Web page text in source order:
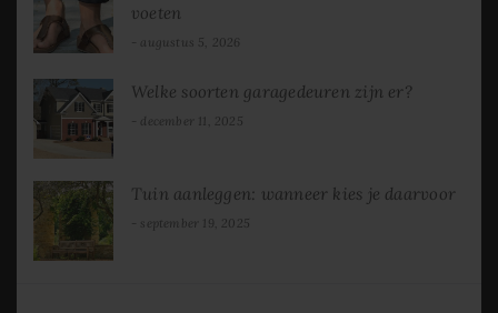
voeten
augustus 5, 2026
Welke soorten garagedeuren zijn er?
december 11, 2025
Tuin aanleggen: wanneer kies je daarvoor
september 19, 2025